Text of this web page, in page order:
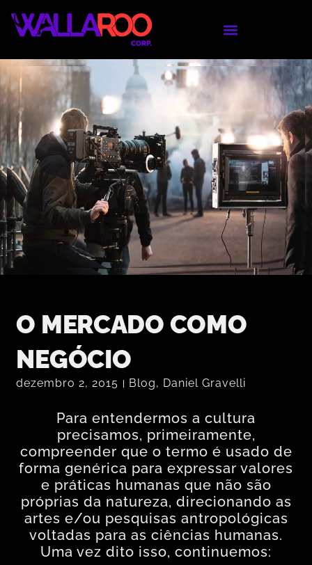
O MERCADO COMO
NEGÓCIO
dezembro 2, 2015 Blog, Daniel Gravelli
Para entendermos a cultura
precisamos, primeiramente,
compreender que o termo é usado de
forma genérica para expressar valores
e práticas humanas que não são
próprias da natureza, direcionando as
artes e/ou pesquisas antropológicas
voltadas para as ciências humanas.
Uma vez dito isso, continuemos: